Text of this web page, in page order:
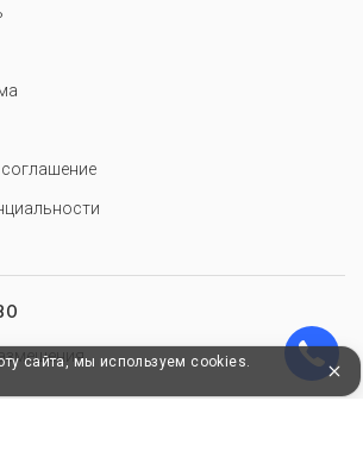
сайта, мы используем cookies.